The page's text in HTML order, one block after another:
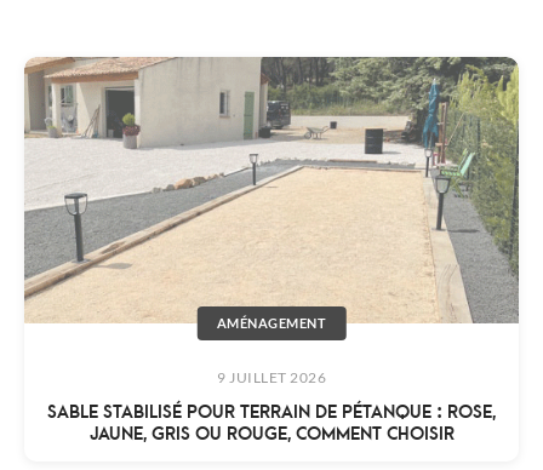
AMÉNAGEMENT
9 JUILLET 2026
SABLE STABILISÉ POUR TERRAIN DE PÉTANQUE : ROSE,
JAUNE, GRIS OU ROUGE, COMMENT CHOISIR